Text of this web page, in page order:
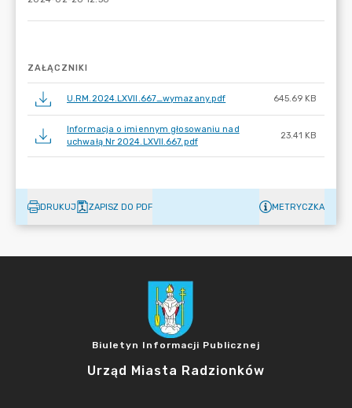
ZAŁĄCZNIKI
U.RM.2024.LXVII.667_wymazany.pdf 645.69 KB
Informacja o imiennym głosowaniu nad
uchwałą Nr 2024.LXVII.667.pdf
23.41 KB
DRUKUJ ZAPISZ DO PDF METRYCZKA
Biuletyn Informacji Publicznej
Urząd Miasta Radzionków